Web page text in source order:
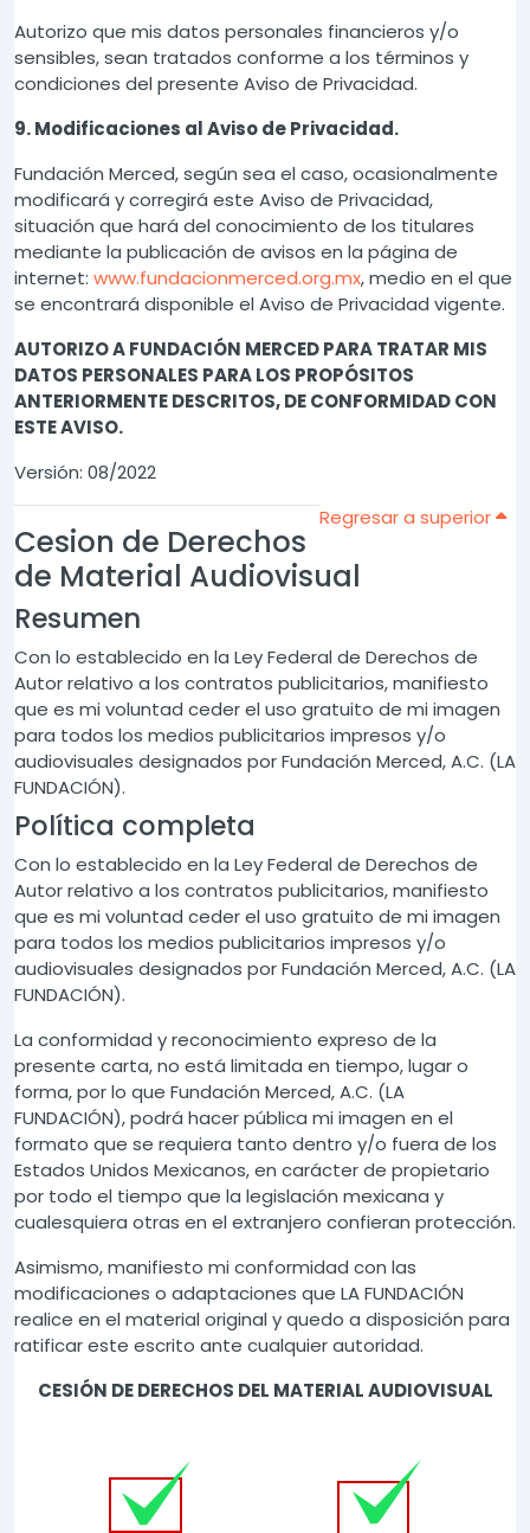
Autorizo que mis datos personales financieros y/o
sensibles, sean tratados conforme a los términos y
condiciones del presente Aviso de Privacidad.
9. Modificaciones al Aviso de Privacidad.
Fundación Merced, según sea el caso, ocasionalmente
modificará y corregirá este Aviso de Privacidad,
situación que hará del conocimiento de los titulares
mediante la publicación de avisos en la página de
internet: www.fundacionmerced.org.mx, medio en el que
se encontrará disponible el Aviso de Privacidad vigente.
AUTORIZO A FUNDACIÓN MERCED PARA TRATAR MIS
DATOS PERSONALES PARA LOS PROPÓSITOS
ANTERIORMENTE DESCRITOS, DE CONFORMIDAD CON
ESTE AVISO.
Versión: 08/2022
Regresar a superior
Cesion de Derechos
de Material Audiovisual
Resumen
Con lo establecido en la Ley Federal de Derechos de
Autor relativo a los contratos publicitarios, manifiesto
que es mi voluntad ceder el uso gratuito de mi imagen
para todos los medios publicitarios impresos y/o
audiovisuales designados por Fundación Merced, A.C. (LA
FUNDACIÓN).
Política completa
Con lo establecido en la Ley Federal de Derechos de
Autor relativo a los contratos publicitarios, manifiesto
que es mi voluntad ceder el uso gratuito de mi imagen
para todos los medios publicitarios impresos y/o
audiovisuales designados por Fundación Merced, A.C. (LA
FUNDACIÓN).
La conformidad y reconocimiento expreso de la
presente carta, no está limitada en tiempo, lugar o
forma, por lo que Fundación Merced, A.C. (LA
FUNDACIÓN), podrá hacer pública mi imagen en el
formato que se requiera tanto dentro y/o fuera de los
Estados Unidos Mexicanos, en carácter de propietario
por todo el tiempo que la legislación mexicana y
cualesquiera otras en el extranjero confieran protección.
Asimismo, manifiesto mi conformidad con las
modificaciones o adaptaciones que LA FUNDACIÓN
realice en el material original y quedo a disposición para
ratificar este escrito ante cualquier autoridad.
CESIÓN DE DERECHOS DEL MATERIAL AUDIOVISUAL